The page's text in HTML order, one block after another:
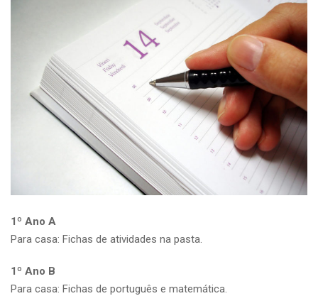
1º Ano A
Para casa: Fichas de atividades na pasta.
1º Ano B
Para casa: Fichas de português e matemática.